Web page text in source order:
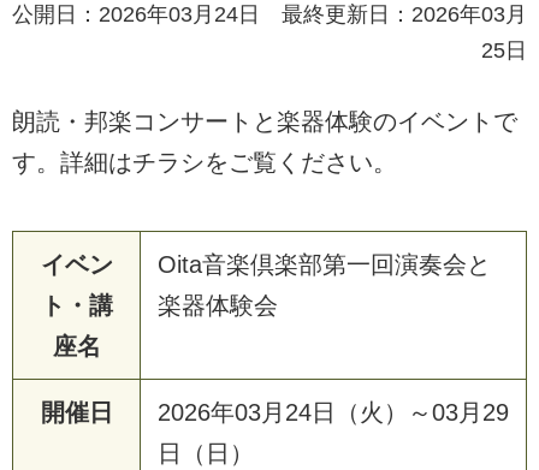
公開日：2026年03月24日 最終更新日：2026年03月
25日
朗読・邦楽コンサートと楽器体験のイベントで
す。詳細はチラシをご覧ください。
イベン
ト・講
座名
Oita音楽倶楽部第一回演奏会と
楽器体験会
開催日
2026年03月24日（火）～03月29
日（日）